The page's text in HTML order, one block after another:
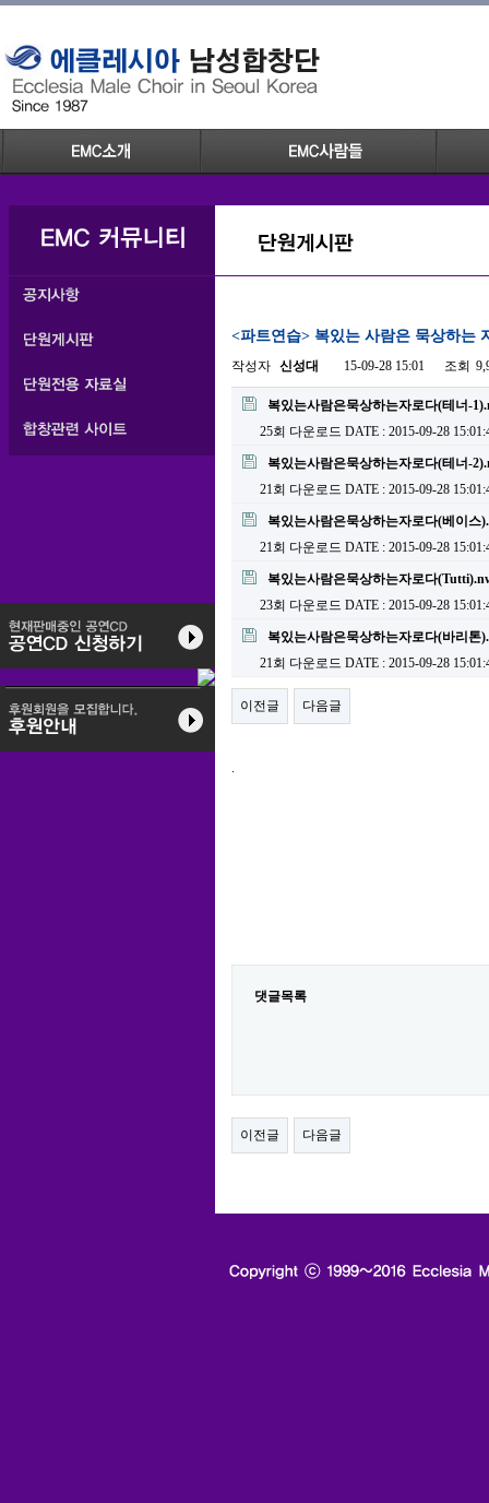
<파트연습> 복있는 사람은 묵상하는
작성자 신성대 15-09-28 15:01 조회
복있는사람은묵상하는자로다(테너-
25회 다운로드 DATE : 2015-09-28
복있는사람은묵상하는자로다(테너-
21회 다운로드 DATE : 2015-09-28
복있는사람은묵상하는자로다(베이스
21회 다운로드 DATE : 2015-09-28
복있는사람은묵상하는자로다
23회 다운로드 DATE : 2015-09-28
복있는사람은묵상하는자로다(바리톤
21회 다운로드 DATE : 2015-09-28
이전글 다음글
.
댓글목록
이전글 다음글